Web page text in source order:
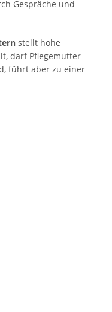
Gespräche und
stellt hohe
darf Pflegemutter
führt aber zu einer